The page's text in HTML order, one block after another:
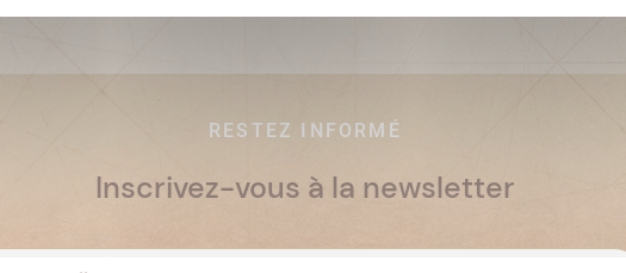
RESTEZ INFORMÉ
Inscrivez-vous à la newsletter